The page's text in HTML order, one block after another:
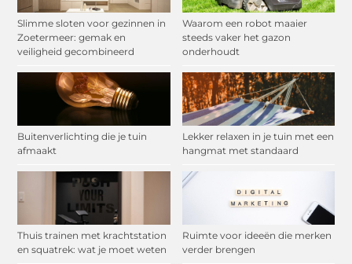
Slimme sloten voor gezinnen in
Zoetermeer: gemak en
veiligheid gecombineerd
Waarom een robot maaier
steeds vaker het gazon
onderhoudt
Buitenverlichting die je tuin
afmaakt
Lekker relaxen in je tuin met een
hangmat met standaard
Thuis trainen met krachtstation
en squatrek: wat je moet weten
Ruimte voor ideeën die merken
verder brengen